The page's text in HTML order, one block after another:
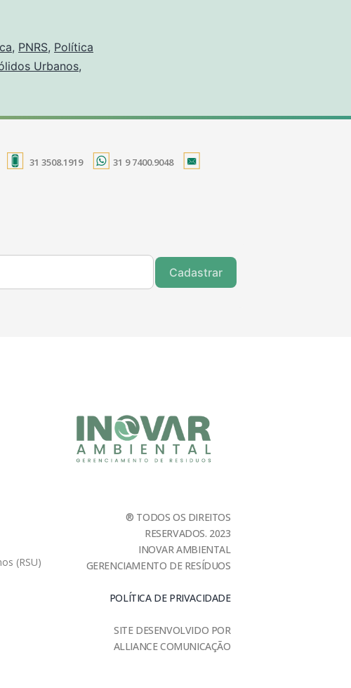
, PNRS, Política
Urbanos,
31 3508.1919 31 9 7400.9048
Cadastrar
(RSU)
® TODOS OS DIREITOS
RESERVADOS. 2023
INOVAR AMBIENTAL
GERENCIAMENTO DE RESÍDUOS
POLÍTICA DE PRIVACIDADE
SITE DESENVOLVIDO POR
ALLIANCE COMUNICAÇÃO